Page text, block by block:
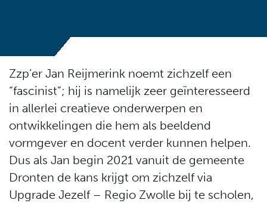
Zzp’er Jan Reijmerink noemt zichzelf een
“fascinist”; hij is namelijk zeer geïnteresseerd
in allerlei creatieve onderwerpen en
ontwikkelingen die hem als beeldend
vormgever en docent verder kunnen helpen.
Dus als Jan begin 2021 vanuit de gemeente
Dronten de kans krijgt om zichzelf via
Upgrade Jezelf – Regio Zwolle bij te scholen,